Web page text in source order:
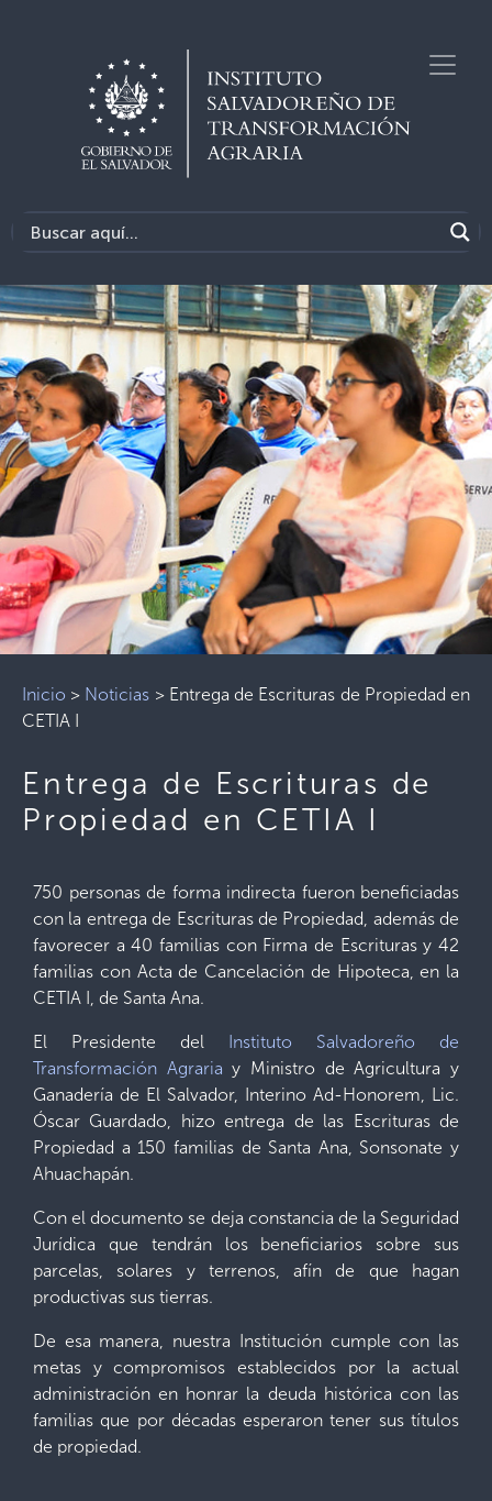
Inicio > Noticias > Entrega de Escrituras de Propiedad en
CETIA I
Entrega de Escrituras de
Propiedad en CETIA I
750 personas de forma indirecta fueron beneficiadas
con la entrega de Escrituras de Propiedad, además de
favorecer a 40 familias con Firma de Escrituras y 42
familias con Acta de Cancelación de Hipoteca, en la
CETIA I, de Santa Ana.
El Presidente del Instituto Salvadoreño de
Transformación Agraria y Ministro de Agricultura y
Ganadería de El Salvador, Interino Ad-Honorem, Lic.
Óscar Guardado, hizo entrega de las Escrituras de
Propiedad a 150 familias de Santa Ana, Sonsonate y
Ahuachapán.
Con el documento se deja constancia de la Seguridad
Jurídica que tendrán los beneficiarios sobre sus
parcelas, solares y terrenos, afín de que hagan
productivas sus tierras.
De esa manera, nuestra Institución cumple con las
metas y compromisos establecidos por la actual
administración en honrar la deuda histórica con las
familias que por décadas esperaron tener sus títulos
de propiedad.